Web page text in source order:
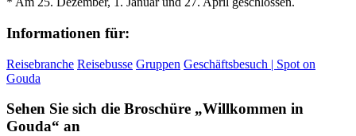
Informationen für:
Reisebranche Reisebusse Gruppen Geschäftsbesuch | Spot on
Gouda
Sehen Sie sich die Broschüre „Willkommen in
Gouda“ an